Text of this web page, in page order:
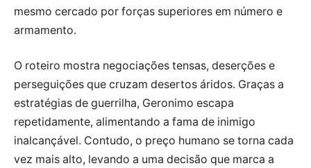
mesmo cercado por forças superiores em número e
armamento.
O roteiro mostra negociações tensas, deserções e
perseguições que cruzam desertos áridos. Graças a
estratégias de guerrilha, Geronimo escapa
repetidamente, alimentando a fama de inimigo
inalcançável. Contudo, o preço humano se torna cada
vez mais alto, levando a uma decisão que marca a